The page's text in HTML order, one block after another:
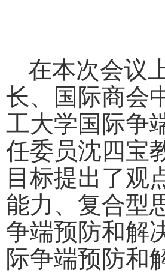
在本次会议
长、
国际商会
工大学国际争
任委员沈四宝
目标提出了观
能力、复合型
争端预防和解
际争端预防和